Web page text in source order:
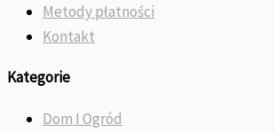
Metody płatności
Kontakt
Kategorie
Dom I Ogród